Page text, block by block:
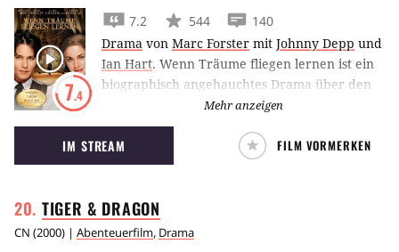
7.4
7.2 544
140
Drama von Marc Forster mit Johnny Depp und
Ian Hart. Wenn Träume fliegen lernen ist ein
biographisch angehauchtes Drama über den
Stückeschreiber J.M. Barrie, der durch eine
Familie auf die Idee kommt, Peter Pan zu
verfassen.
Mehr anzeigen
IM STREAM FILM VORMERKEN
TIGER & DRAGON
CN (2000) | Abenteuerfilm, Drama